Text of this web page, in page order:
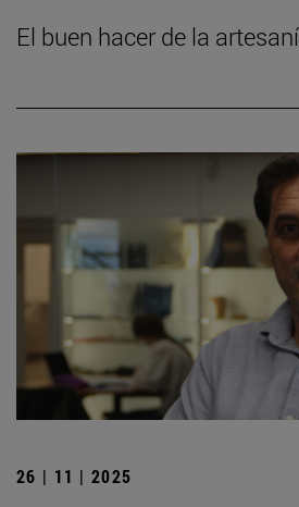
El buen hacer de la
26 | 11 | 2025